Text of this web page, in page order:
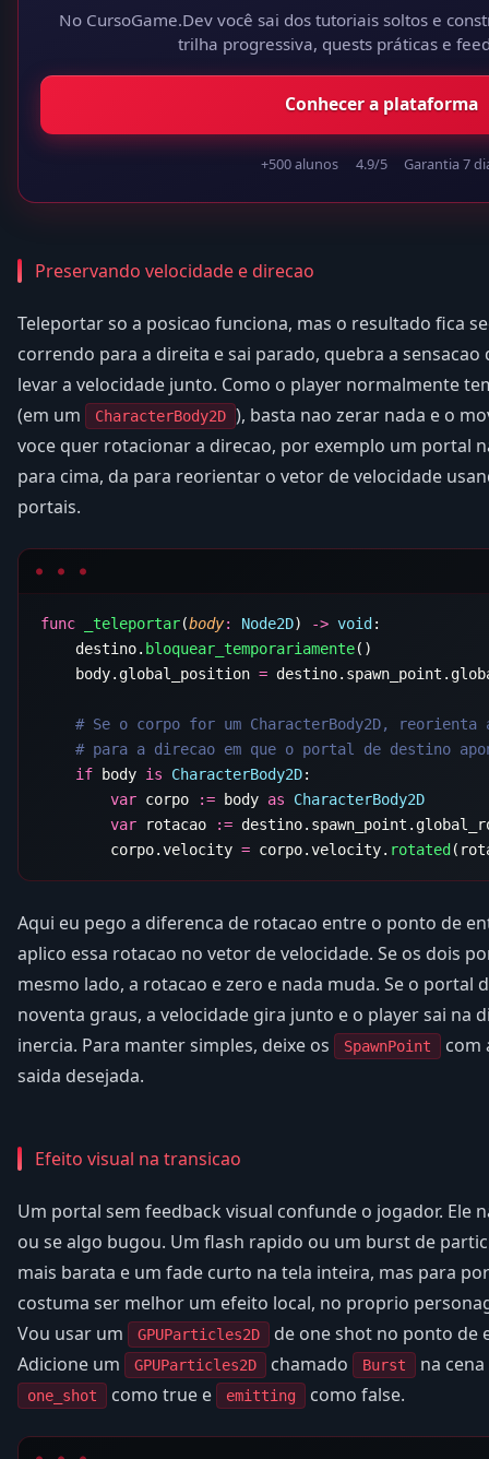
No CursoGame.Dev você sai dos tutoriais soltos e
trilha progressiva, quests práticas e
Conhecer a plataforma
+500 alunos 4.9/5 Garantia 7
Preservando velocidade e direcao
Teleportar so a posicao funciona, mas o resultado fica
correndo para a direita e sai parado, quebra a sensacao
levar a velocidade junto. Como o player normalmente
(em um
CharacterBody2D ), basta nao zerar nada e o
voce quer rotacionar a direcao, por exemplo um portal
para cima, da para reorientar o vetor de velocidade
portais.
func _teleportar(body: Node2D) -> void
    destino.
bloquear_temporariamente
    body.global_position
=
    if
body is CharacterBody2D
        var
corpo := body as
        var
rotacao :=
        corpo.velocity
= corpo.velocity. rotated
Aqui eu pego a diferenca de rotacao entre o ponto de
aplico essa rotacao no vetor de velocidade. Se os dois
mesmo lado, a rotacao e zero e nada muda. Se o portal
noventa graus, a velocidade gira junto e o player sai na
inercia. Para manter simples, deixe os
SpawnPoint
com
saida desejada.
Efeito visual na transicao
Um portal sem feedback visual confunde o jogador. Ele
ou se algo bugou. Um flash rapido ou um burst de
mais barata e um fade curto na tela inteira, mas para
costuma ser melhor um efeito local, no proprio
Vou usar um
GPUParticles2D
de one shot no ponto de
Adicione um
GPUParticles2D chamado Burst na
one_shot como true e emitting como false.